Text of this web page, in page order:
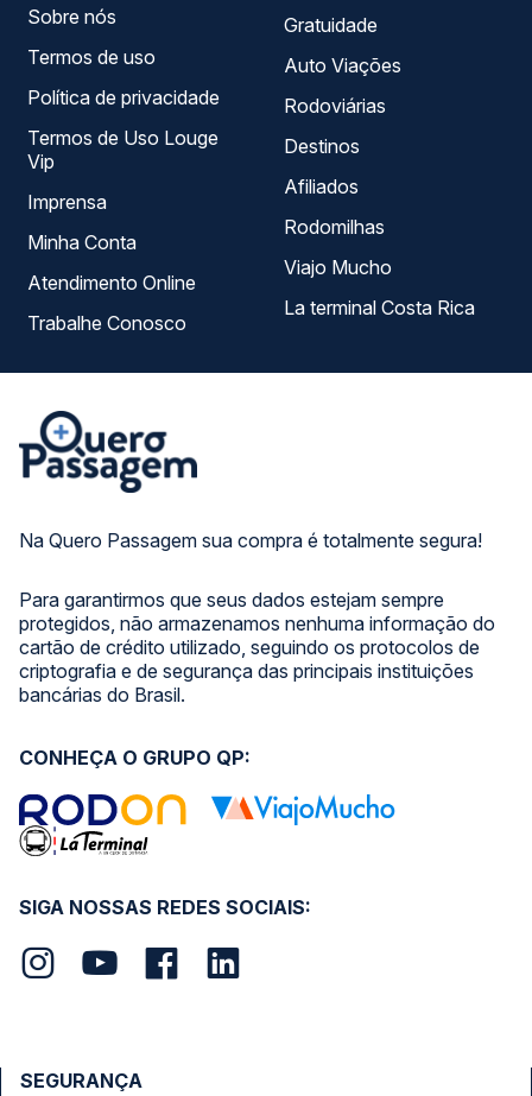
Na Quero Passagem sua compra é totalmente segura!
Para garantirmos que seus dados estejam sempre
protegidos, não armazenamos nenhuma informação do
cartão de crédito utilizado, seguindo os protocolos de
criptografia e de segurança das principais instituições
bancárias do Brasil.
Sobre nós
Termos de uso
Política de privacidade
Termos de Uso Louge
Vip
Imprensa
Minha Conta
Atendimento Online
Trabalhe Conosco
Gratuidade
Auto Viações
Rodoviárias
Destinos
Afiliados
Rodomilhas
Viajo Mucho
La terminal Costa Rica
SIGA NOSSAS REDES SOCIAIS:
CONHEÇA O GRUPO QP:
SEGURANÇA